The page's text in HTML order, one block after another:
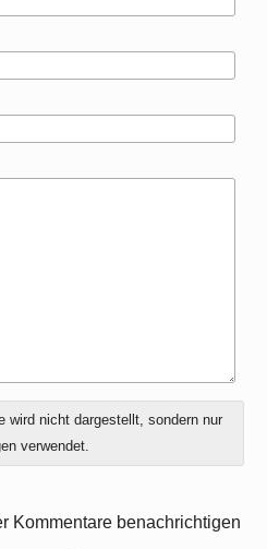
wird nicht dargestellt, sondern nur
verwendet.
Kommentare benachrichtigen